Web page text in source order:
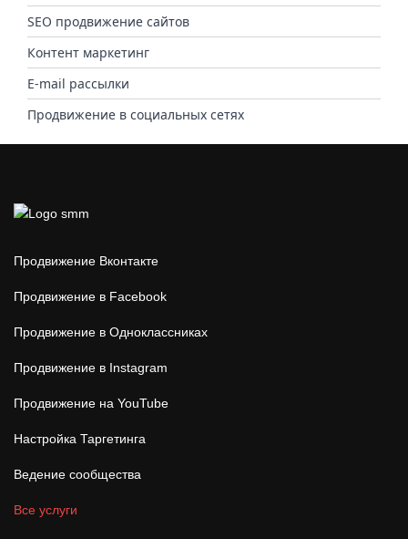
SEO продвижение сайтов
Контент маркетинг
E-mail рассылки
Продвижение в социальных сетях
Продвижение Вконтакте
Продвижение в Facebook
Продвижение в Одноклассниках
Продвижение в Instagram
Продвижение на YouTube
Настройка Таргетинга
Ведение сообщества
Все услуги